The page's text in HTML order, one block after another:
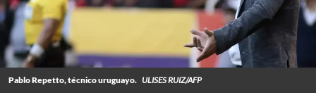
Pablo Repetto, técnico uruguayo. ULISES RUIZ/AFP